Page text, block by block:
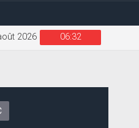
06:32
2026